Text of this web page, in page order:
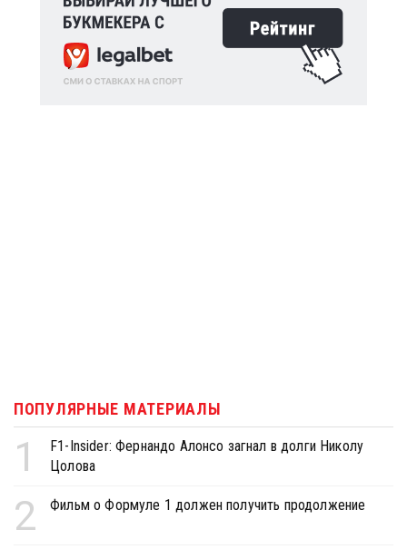
ПОПУЛЯРНЫЕ МАТЕРИАЛЫ
1
F1-Insider: Фернандо Алонсо загнал в долги Николу
Цолова
2 Фильм о Формуле 1 должен получить продолжение